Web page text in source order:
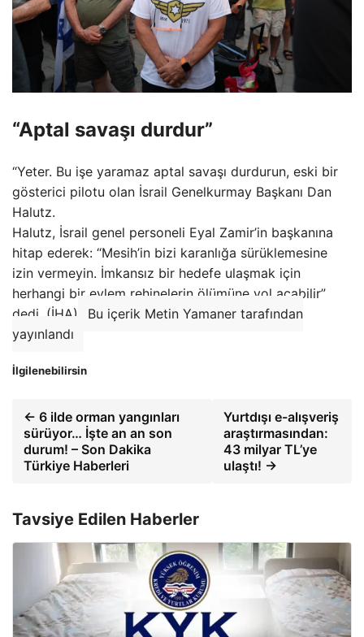
“Aptal savaşı durdur”
“Yeter. Bu işe yaramaz aptal savaşı durdurun, eski bir
gösterici pilotu olan İsrail Genelkurmay Başkanı Dan
Halutz.
Halutz, İsrail genel personeli Eyal Zamir’in başkanına
hitap ederek: “Mesih’in bizi karanlığa sürüklemesine
izin vermeyin. İmkansız bir hedefe ulaşmak için
herhangi bir eylem rehinelerin ölümüne yol açabilir”
dedi. (İHA)
Bu içerik Metin Yamaner tarafından
yayınlandı
İlgilenebilirsin
← 6 ilde orman yangınları
sürüyor… İşte an an son
durum! – Son Dakika
Türkiye Haberleri
Yurtdışı e-alışveriş
araştırmasından:
43 milyar TL’ye
ulaştı! →
Tavsiye Edilen Haberler